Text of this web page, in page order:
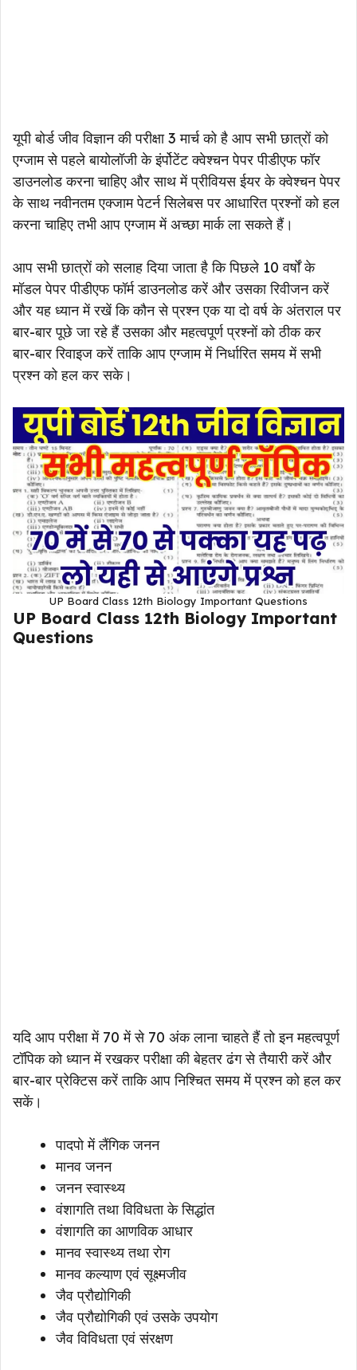
यूपी बोर्ड जीव विज्ञान की परीक्षा 3 मार्च को है आप सभी छात्रों को
एग्जाम से पहले बायोलॉजी के इंर्पोटेंट क्वेश्चन पेपर पीडीएफ फॉर
डाउनलोड करना चाहिए और साथ में प्रीवियस ईयर के क्वेश्चन पेपर
के साथ नवीनतम एक्जाम पेटर्न सिलेबस पर आधारित प्रश्नों को हल
करना चाहिए तभी आप एग्जाम में अच्छा मार्क ला सकते हैं।
आप सभी छात्रों को सलाह दिया जाता है कि पिछले 10 वर्षों के
मॉडल पेपर पीडीएफ फॉर्म डाउनलोड करें और उसका रिवीजन करें
और यह ध्यान में रखें कि कौन से प्रश्न एक या दो वर्ष के अंतराल पर
बार-बार पूछे जा रहे हैं उसका और महत्वपूर्ण प्रश्नों को ठीक कर
बार-बार रिवाइज करें ताकि आप एग्जाम में निर्धारित समय में सभी
प्रश्न को हल कर सके।
UP Board Class 12th Biology Important Questions
UP Board Class 12th Biology Important
Questions
यदि आप परीक्षा में 70 में से 70 अंक लाना चाहते हैं तो इन महत्वपूर्ण
टॉपिक को ध्यान में रखकर परीक्षा की बेहतर ढंग से तैयारी करें और
बार-बार प्रेक्टिस करें ताकि आप निश्चित समय में प्रश्न को हल कर
सकें।
पादपो में लैंगिक जनन
मानव जनन
जनन स्वास्थ्य
वंशागति तथा विविधता के सिद्धांत
वंशागति का आणविक आधार
मानव स्वास्थ्य तथा रोग
मानव कल्याण एवं सूक्ष्मजीव
जैव प्रौद्योगिकी
जैव प्रौद्योगिकी एवं उसके उपयोग
जैव विविधता एवं संरक्षण